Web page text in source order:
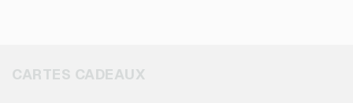
CARTES CADEAUX